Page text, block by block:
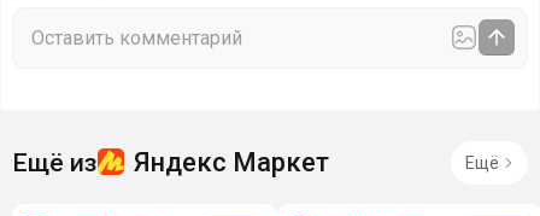
Ещё из Яндекс Маркет Ещё